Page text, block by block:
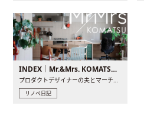
INDEX｜Mr.&Mrs. KOMATSU renovation diary
プロダクトデザイナーの夫とマーチャンダイザーの妻が、夫婦で..
リノベ日記